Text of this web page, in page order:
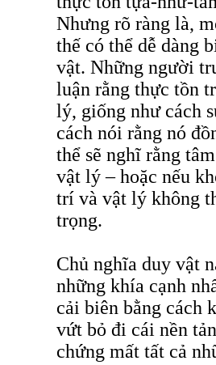
Nhưng rõ ràng là,
thế có thể dễ dàng
vật. Những người
luận rằng thực tồn
lý, giống như cách
cách nói rằng nó
thể sẽ nghĩ rằng
vật lý – hoặc nếu
trí và vật lý không
trọng.
Chủ nghĩa duy vật
những khía cạnh
cải biên bằng cách
vứt bỏ đi cái nền
chứng mất tất cả